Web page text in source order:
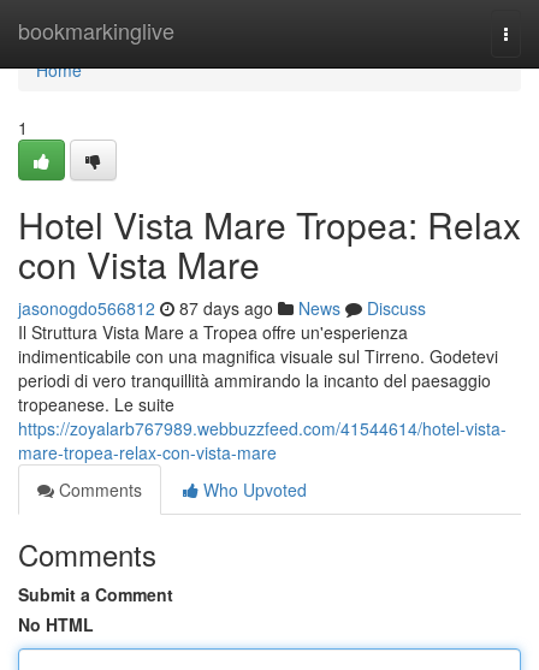
bookmarkinglive
Home
Home
1
Hotel Vista Mare Tropea: Relax
con Vista Mare
jasonogdo566812 87 days ago News
Discuss
Il Struttura Vista Mare a Tropea offre un'esperienza
indimenticabile con una magnifica visuale sul Tirreno. Godetevi
periodi di vero tranquillità ammirando la incanto del paesaggio
tropeanese. Le suite
https://zoyalarb767989.webbuzzfeed.com/41544614/hotel-vista-
mare-tropea-relax-con-vista-mare
Comments
Who Upvoted
Comments
Submit a Comment
No HTML